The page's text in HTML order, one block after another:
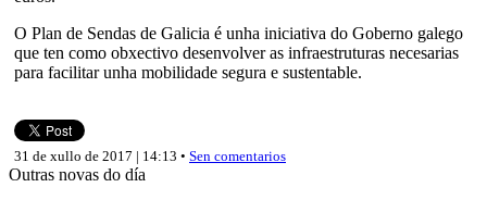
O Plan de Sendas de Galicia é unha iniciativa do Goberno galego
que ten como obxectivo desenvolver as infraestruturas necesarias
para facilitar unha mobilidade segura e sustentable.
31 de xullo de 2017 | 14:13 • Sen comentarios
Outras novas do día